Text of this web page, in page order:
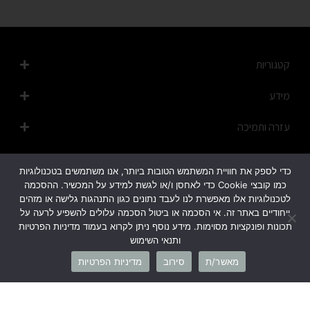
קטגוריות
מידע
עזרה ותמיכה
מפת האתר
1700-50-20-45
info@cb-fashion.shop
כדי לספק את חוויית המשתמש הטובות ביותר, אנו משתמשים בטכנולוגיות
כמו קובצי Cookie כדי לאחסן ו/או לגשת למידע על המכשיר. ההסכמה
לטכנולוגיות אלו מאפשרת לנו לעבד נתונים כגון התנהגות גלישה או מזהים
ייחודיים באתר זה. אי הסכמה או ביטול הסכמה עלולים להשפיע לרעה על
תכונות ופונקציות מסוימות. מידע נוסף ניתן לקרוא בעמוד מדיניות הפרטיות
ותנאי השימוש
מאשר/ת
סירוב מדיניות הפרטיות